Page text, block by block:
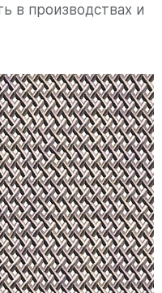
в производствах и